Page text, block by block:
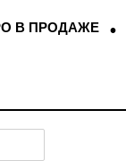
В ПРОДАЖЕ